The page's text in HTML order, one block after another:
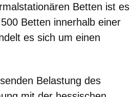
Betten ist es
Betten innerhalb einer
es sich um einen
Belastung des